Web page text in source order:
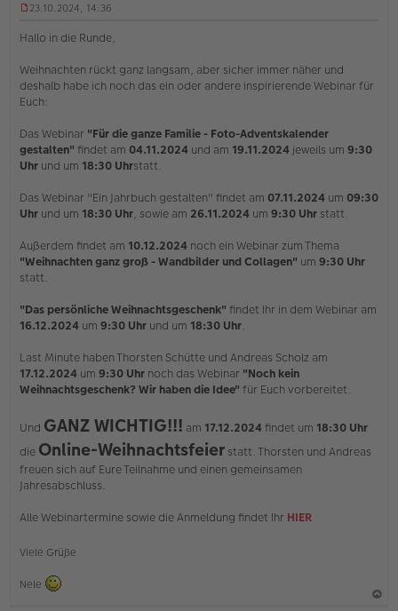
g
l
e
s
e
r
B
t
r
g
23.10.2024, 14:36
Hallo in die Runde,
Weihnachten rückt ganz langsam, aber sicher immer näher und
deshalb habe ich noch das ein oder andere inspirierende Webinar für
Euch:
Das Webinar "Für die ganze Familie - Foto-Adventskalender
gestalten" findet am 04.11.2024 und am 19.11.2024 jeweils um 9:30
Uhr und um 18:30 Uhrstatt.
Das Webinar "Ein Jahrbuch gestalten" findet am 07.11.2024 um 09:30
Uhr und um 18:30 Uhr, sowie am 26.11.2024 um 9:30 Uhr statt.
Außerdem findet am 10.12.2024 noch ein Webinar zum Thema
"Weihnachten ganz groß - Wandbilder und Collagen" um 9:30 Uhr
statt.
"Das persönliche Weihnachtsgeschenk" findet Ihr in dem Webinar am
16.12.2024 um 9:30 Uhr und um 18:30 Uhr.
Last Minute haben Thorsten Schütte und Andreas Scholz am
17.12.2024 um 9:30 Uhr noch das Webinar "Noch kein
Weihnachtsgeschenk? Wir haben die Idee" für Euch vorbereitet.
Und GANZ WICHTIG!!! am 17.12.2024findet um 18:30 Uhr
die Online-Weihnachtsfeier statt. Thorsten und Andreas
freuen sich auf Eure Teilnahme und einen gemeinsamen
Jahresabschluss.
Alle Webinartermine sowie die Anmeldung findet Ihr HIER
Viele Grüße
Nele